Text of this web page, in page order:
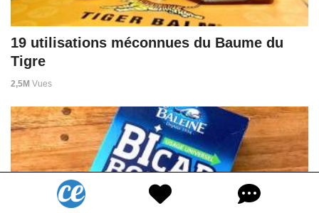
19 utilisations méconnues du Baume du
Tigre
2,5M Vues